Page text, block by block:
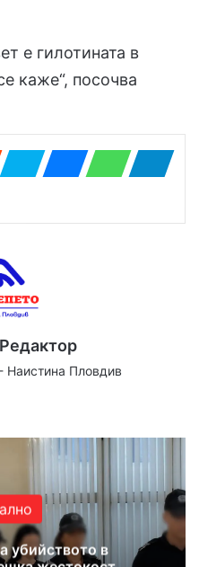
е гилотината в
каже“, посочва
Наистина Пловдив
убийството в